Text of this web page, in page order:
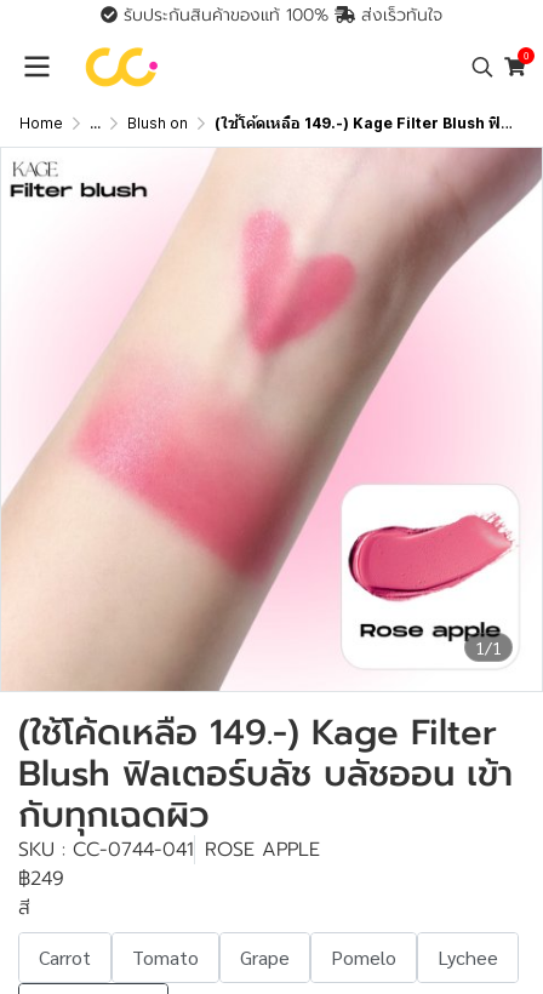
รับประกันสินค้าของแท้ 100% ส่งเร็วทันใจ
0
Home ... Blush on (ใช้โค้ดเหลือ 149.-) Kage Filter Blush ฟิลเตอร์บลัช บลัชออน เข้ากับทุกเฉดผิว
1/1
(ใช้โค้ดเหลือ 149.-) Kage Filter
Blush ฟิลเตอร์บลัช บลัชออน เข้า
กับทุกเฉดผิว
SKU : CC-0744-041 ROSE APPLE
฿249
สี
Carrot Tomato Grape Pomelo
Lychee